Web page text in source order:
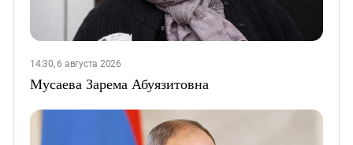
14:30, 6 августа 2026
Мусаева Зарема Абуязитовна